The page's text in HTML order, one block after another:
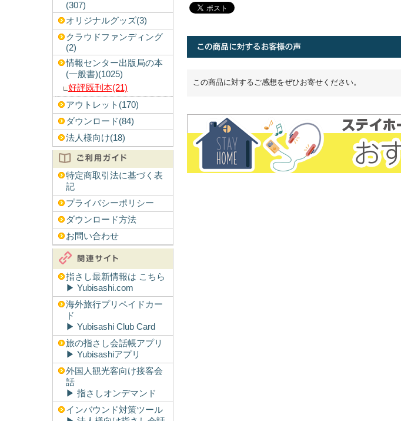
(307)
オリジナルグッズ(3)
クラウドファンディング
(2)
情報センター出版局の本
(一般書)(1025)
好評既刊本(21)
アウトレット(170)
ダウンロード(84)
法人様向け(18)
特定商取引法に基づく表
記
プライバシーポリシー
ダウンロード方法
お問い合わせ
指さし最新情報は こちら
▶︎ Yubisashi.com
海外旅行プリペイドカー
ド
▶︎ Yubisashi Club Card
旅の指さし会話帳アプリ
▶︎ Yubisashiアプリ
外国人観光客向け接客会
話
▶︎ 指さしオンデマンド
インバウンド対策ツール
この商品に対するご感想をぜひお寄せください。